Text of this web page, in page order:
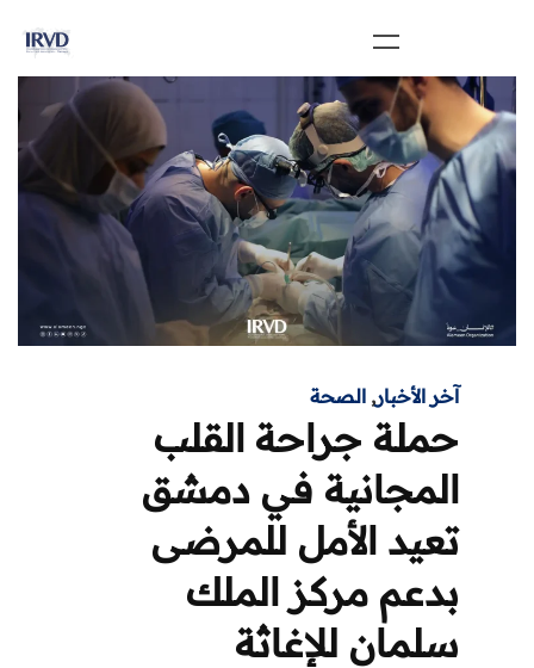
آخر الأخبار, الصحة
حملة جراحة القلب
المجانية في دمشق
تعيد الأمل للمرضى
بدعم مركز الملك
سلمان للإغاثة